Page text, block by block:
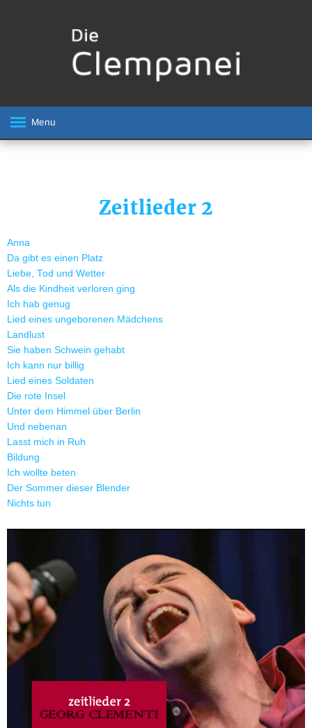
Menu
Zeitlieder 2
Anna
Da gibt es einen Platz
Liebe, Tod und Wetter
Als die Kindheit verloren ging
Ich hab genug
Lied eines ungeborenen Mädchens
Landlust
Sie haben Schwein gehabt
Ich kann nur billig
Lied eines Soldaten
Die rote Insel
Unter dem Himmel über Berlin
Und nebenan
Lasst mich in Ruh
Bildung
Ich wollte beten
Der Sommer dieser Blender
Nichts tun